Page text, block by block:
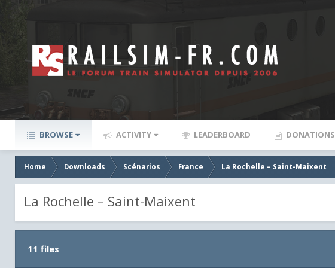
BROWSE ACTIVITY LEADERBOARD DONATIONS
Home Downloads Scénarios France La Rochelle – Saint-Maixent
La Rochelle – Saint-Maixent
11 files